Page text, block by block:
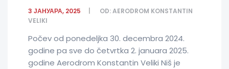
3 ЈАНУАРА, 2025 OD:AERODROM KONSTANTIN
VELIKI
Počev od ponedeljka 30. decembra 2024.
godine pa sve do četvrtka 2. januara 2025.
godine Aerodrom Konstantin Veliki Niš je